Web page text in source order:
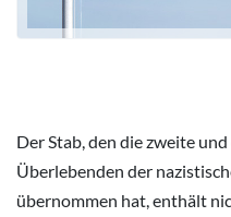
Der Stab, den die zweite
Überlebenden der
übernommen hat, enthält